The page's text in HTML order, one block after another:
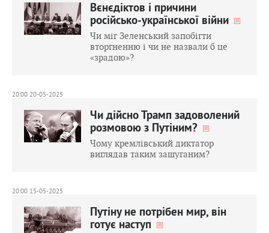
Вєнєдіктов і причини
російсько-української війни
Чи міг Зеленський запобігти
вторгненню і чи не назвали б це
«зрадою»?
20:00 20-05-2025
Чи дійсно Трамп задоволений
розмовою з Путіним?
Чому кремлівський диктатор
виглядав таким зашуганим?
20:00 15-05-2025
Путіну не потрібен мир, він
готує наступ